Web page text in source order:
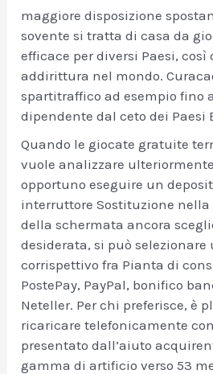
maggiore disposizione
sovente si tratta di casa da
efficace per diversi Paesi, così
addirittura nel mondo.
spartitraffico ad esempio fino
dipendente dal ceto dei Paesi
Quando le giocate gratuite
vuole analizzare ulteriormente
opportuno eseguire un
interruttore Sostituzione
della schermata ancora
desiderata, si può selezionare
corrispettivo fra Pianta di
PostePay, PayPal, bonifico
Neteller. Per chi preferisce, è
ricaricare telefonicamente
presentato dall’aiuto
gamma di artificio verso 53